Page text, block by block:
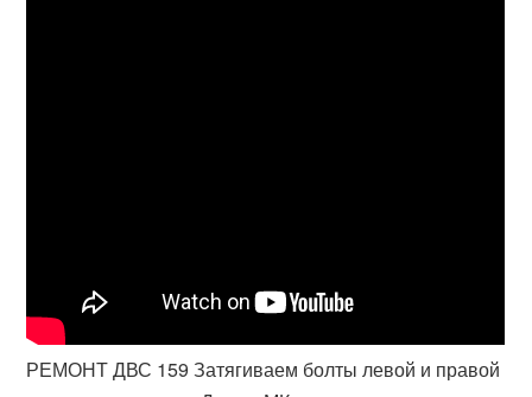
РЕМОНТ ДВС 159 Затягиваем болты левой и правой